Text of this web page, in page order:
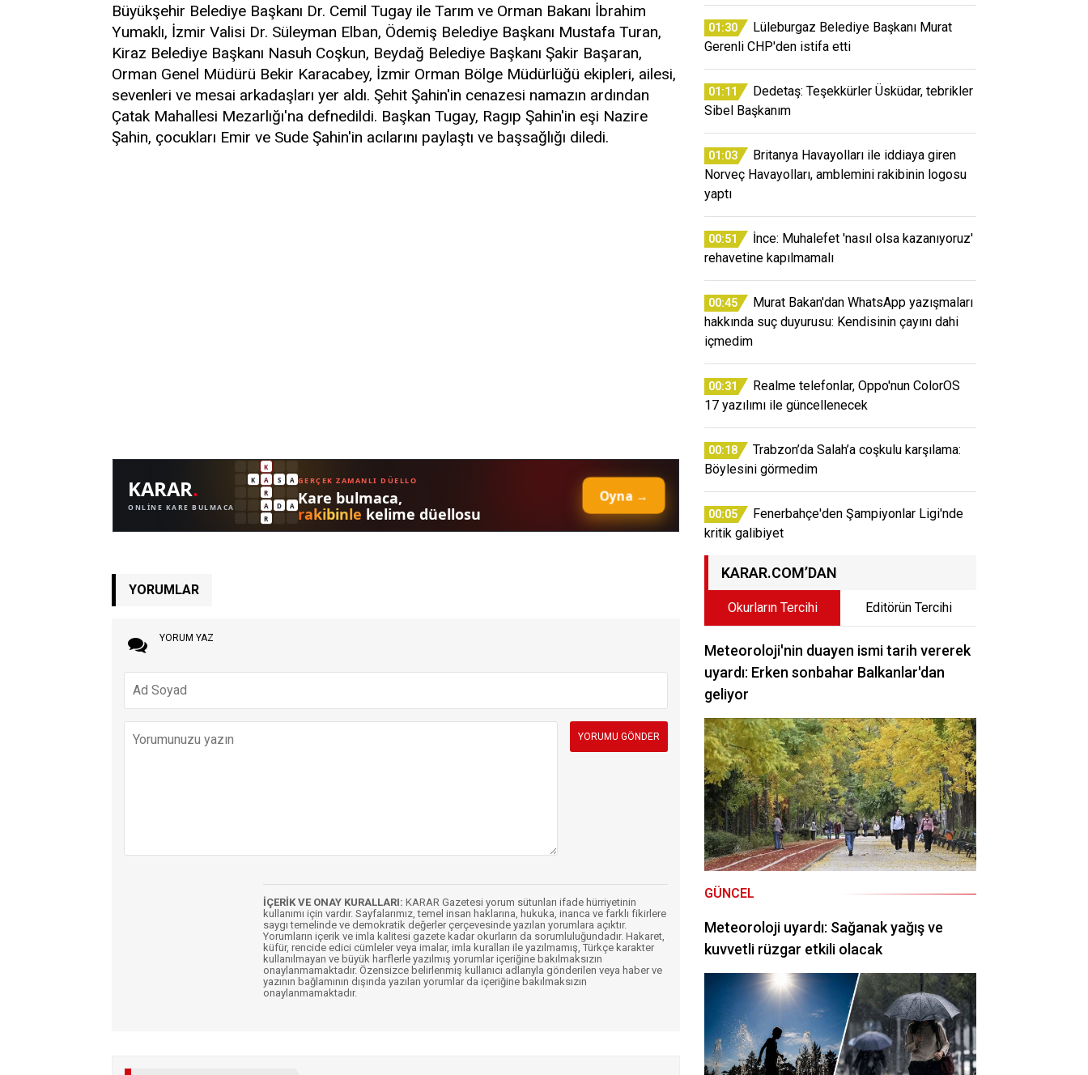
Büyükşehir Belediye Başkanı Dr. Cemil Tugay ile Tarım ve Orman Bakanı İbrahim
Yumaklı, İzmir Valisi Dr. Süleyman Elban, Ödemiş Belediye Başkanı Mustafa Turan,
Kiraz Belediye Başkanı Nasuh Coşkun, Beydağ Belediye Başkanı Şakir Başaran,
Orman Genel Müdürü Bekir Karacabey, İzmir Orman Bölge Müdürlüğü ekipleri, ailesi,
sevenleri ve mesai arkadaşları yer aldı. Şehit Şahin'in cenazesi namazın ardından
Çatak Mahallesi Mezarlığı'na defnedildi. Başkan Tugay, Ragıp Şahin'in eşi Nazire
Şahin, çocukları Emir ve Sude Şahin'in acılarını paylaştı ve başsağlığı diledi.
YORUMLAR
YORUM YAZ
İÇERİK VE ONAY KURALLARI: KARAR Gazetesi yorum sütunları ifade hürriyetinin
kullanımı için vardır. Sayfalarımız, temel insan haklarına, hukuka, inanca ve farklı fikirlere
saygı temelinde ve demokratik değerler çerçevesinde yazılan yorumlara açıktır.
Yorumların içerik ve imla kalitesi gazete kadar okurların da sorumluluğundadır. Hakaret,
küfür, rencide edici cümleler veya imalar, imla kuralları ile yazılmamış, Türkçe karakter
kullanılmayan ve büyük harflerle yazılmış yorumlar içeriğine bakılmaksızın
onaylanmamaktadır. Özensizce belirlenmiş kullanıcı adlarıyla gönderilen veya haber ve
yazının bağlamının dışında yazılan yorumlar da içeriğine bakılmaksızın
onaylanmamaktadır.
01:30
Lüleburgaz Belediye Başkanı Murat
Gerenli CHP'den istifa etti
01:11
Dedetaş: Teşekkürler Üsküdar, tebrikler
Sibel Başkanım
01:03
Britanya Havayolları ile iddiaya giren
Norveç Havayolları, amblemini rakibinin logosu
yaptı
00:51
İnce: Muhalefet 'nasıl olsa kazanıyoruz'
rehavetine kapılmamalı
00:45
Murat Bakan'dan WhatsApp yazışmaları
hakkında suç duyurusu: Kendisinin çayını dahi
içmedim
00:31
Realme telefonlar, Oppo'nun ColorOS
17 yazılımı ile güncellenecek
00:18
Trabzon’da Salah’a coşkulu karşılama:
Böylesini görmedim
00:05
Fenerbahçe'den Şampiyonlar Ligi'nde
kritik galibiyet
KARAR.COM’DAN
Okurların Tercihi Editörün Tercihi
Meteoroloji'nin duayen ismi tarih vererek
uyardı: Erken sonbahar Balkanlar'dan
geliyor
GÜNCEL
Meteoroloji uyardı: Sağanak yağış ve
kuvvetli rüzgar etkili olacak